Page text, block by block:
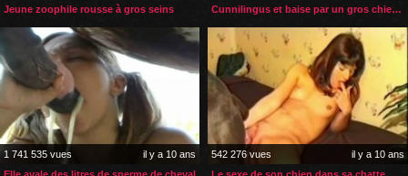
Jeune zoophile rousse à gros seins
Cunnilingus et baise par un gros chien noir
1 741 535 vues
il y a 10 ans
542 276 vues
il y a 10 ans